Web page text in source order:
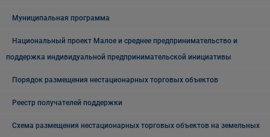
Муниципальная программа
Национальный проект Малое и среднее предпринимательство и
поддержка индивидуальной предпринимательской инициативы
Порядок размещения нестационарных торговых объектов
Реестр получателей поддержки
Схема размещения нестационарных торговых объектов на земельных